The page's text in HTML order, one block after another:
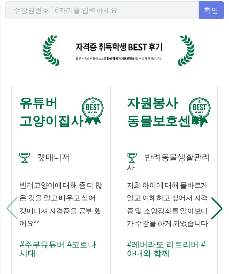
확인
유튜버
고양이집사
캣매니저
반려고양이에 대해 좀 더 많
은 것을 알고 배우고 싶어
캣매니져 자격증을 공부 했
어요^^
#주부유튜버 #코로나
시대
자원봉사
동물보호센터
반려동물생활관리
사
저희 아이에 대해 올바르게
알고 이해하고 싶어서 자격
증 및 소양강좌를 알아보다
가 수강을 하게 되었습니다.
#레버라도 리트리버 #
아내와 함께